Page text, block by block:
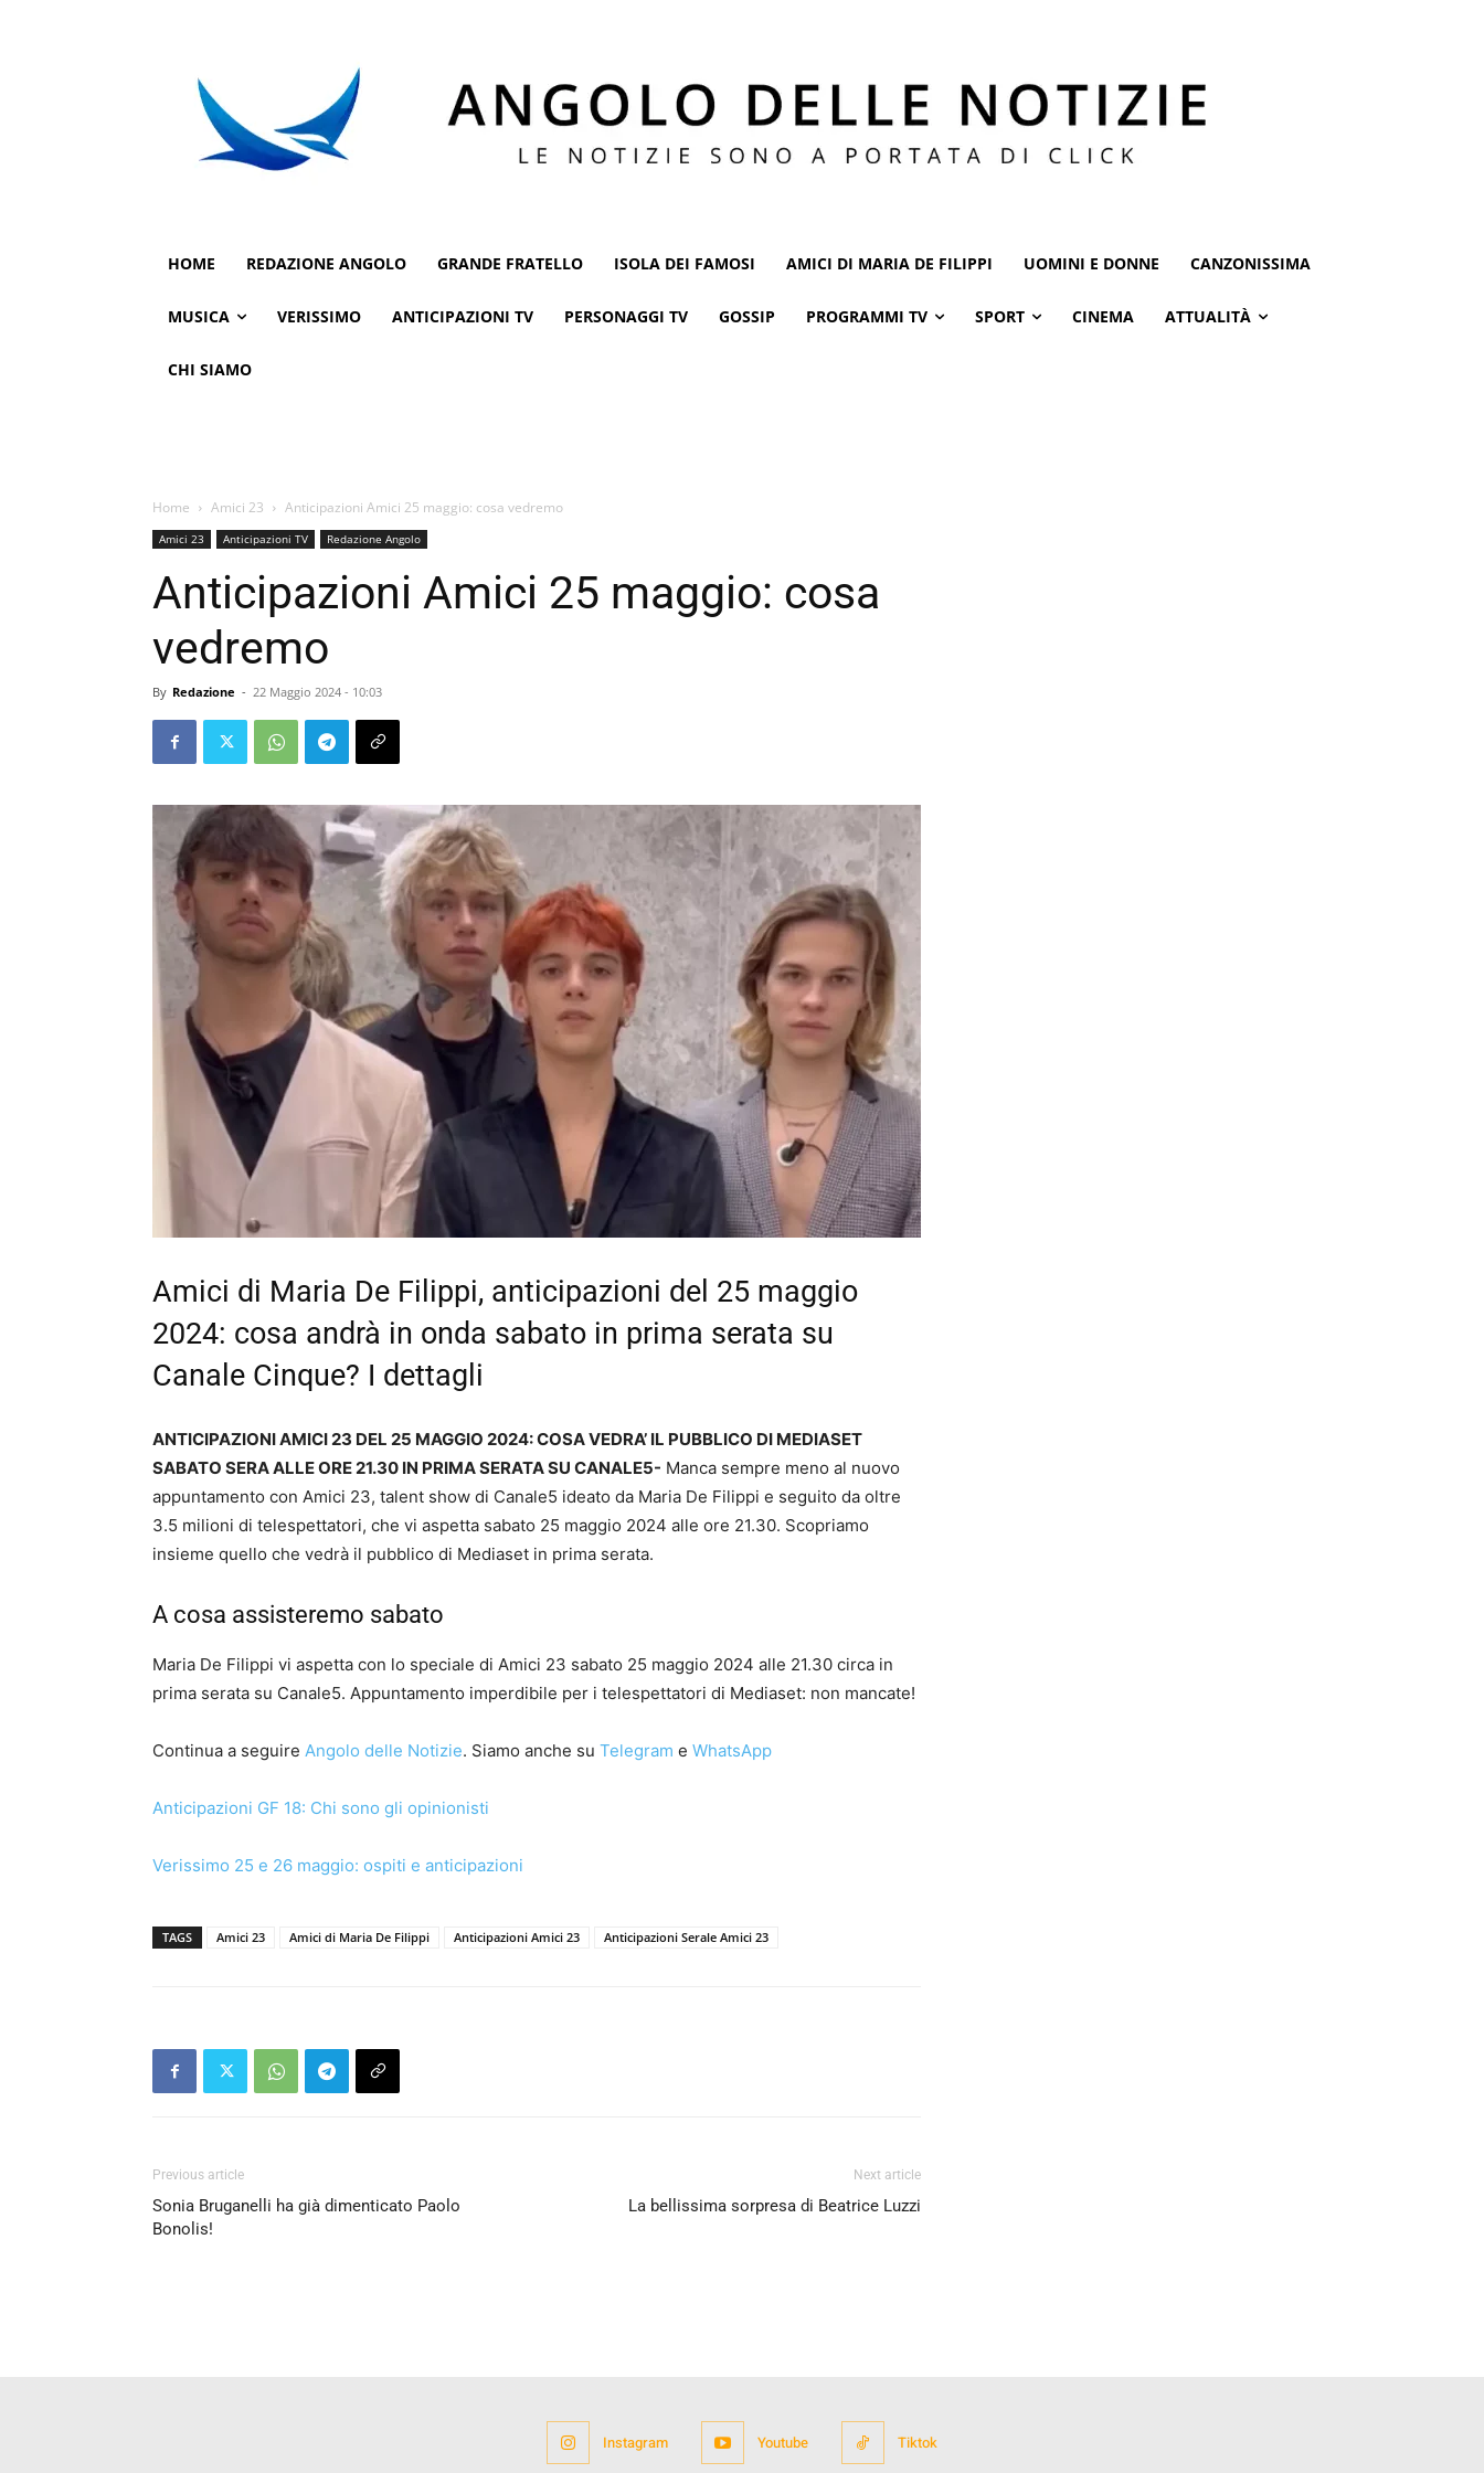
HOME REDAZIONE ANGOLO GRANDE FRATELLO ISOLA DEI FAMOSI AMICI DI MARIA DE FILIPPI UOMINI E DONNE CANZONISSIMA
MUSICA VERISSIMO ANTICIPAZIONI TV PERSONAGGI TV GOSSIP PROGRAMMI TV SPORT CINEMA ATTUALITÀ
CHI SIAMO
Home Amici 23 Anticipazioni Amici 25 maggio: cosa vedremo
Amici 23 Anticipazioni TV Redazione Angolo
Anticipazioni Amici 25 maggio: cosa
vedremo
By Redazione - 22 Maggio 2024 - 10:03
Amici di Maria De Filippi, anticipazioni del 25 maggio
2024: cosa andrà in onda sabato in prima serata su
Canale Cinque? I dettagli
ANTICIPAZIONI AMICI 23 DEL 25 MAGGIO 2024: COSA VEDRA’ IL PUBBLICO DI MEDIASET
SABATO SERA ALLE ORE 21.30 IN PRIMA SERATA SU CANALE5- Manca sempre meno al nuovo
appuntamento con Amici 23, talent show di Canale5 ideato da Maria De Filippi e seguito da oltre
3.5 milioni di telespettatori, che vi aspetta sabato 25 maggio 2024 alle ore 21.30. Scopriamo
insieme quello che vedrà il pubblico di Mediaset in prima serata.
A cosa assisteremo sabato
Maria De Filippi vi aspetta con lo speciale di Amici 23 sabato 25 maggio 2024 alle 21.30 circa in
prima serata su Canale5. Appuntamento imperdibile per i telespettatori di Mediaset: non mancate!
Continua a seguire Angolo delle Notizie. Siamo anche su Telegram e WhatsApp
Anticipazioni GF 18: Chi sono gli opinionisti
Verissimo 25 e 26 maggio: ospiti e anticipazioni
TAGS Amici 23 Amici di Maria De Filippi Anticipazioni Amici 23 Anticipazioni Serale Amici 23
Previous article
Sonia Bruganelli ha già dimenticato Paolo
Bonolis!
Next article
La bellissima sorpresa di Beatrice Luzzi
Instagram Youtube Tiktok